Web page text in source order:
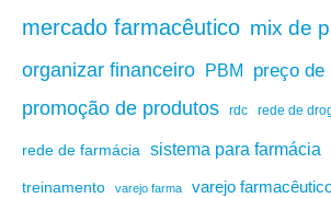
mercado farmacêutico mix de
organizar financeiro PBM preço de
promoção de produtos rdc rede de
rede de farmácia sistema para farmácia
treinamento varejo farma varejo